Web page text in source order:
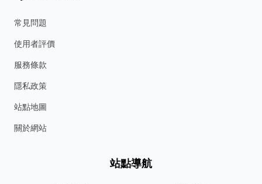
常見問題
使用者評價
服務條款
隱私政策
站點地圖
關於網站
站點導航